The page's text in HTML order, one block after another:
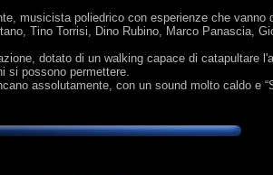
musicista poliedrico con esperienze che
Tino Torrisi, Dino Rubino, Marco Panascia,
dotato di un walking capace di catapultare
si possono permettere.
assolutamente, con un sound molto caldo e